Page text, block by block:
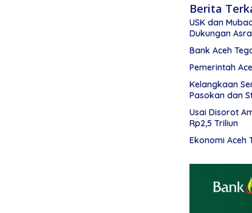
Berita
USK dan
Dukungan
Bank Aceh
Pemerintah
Kelangkaan
Pasokan dan
Usai Disorot
Rp2,5 Triliun
Ekonomi Aceh